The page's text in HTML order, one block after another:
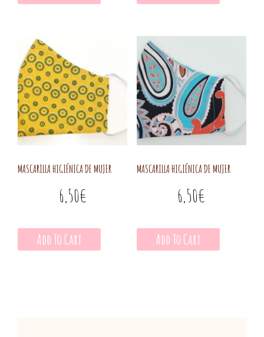
MASCARILLA HIGIÉNICA DE MUJER
6,50€
Add To Cart
MASCARILLA HIGIÉNICA DE MUJER
6,50€
Add To Cart